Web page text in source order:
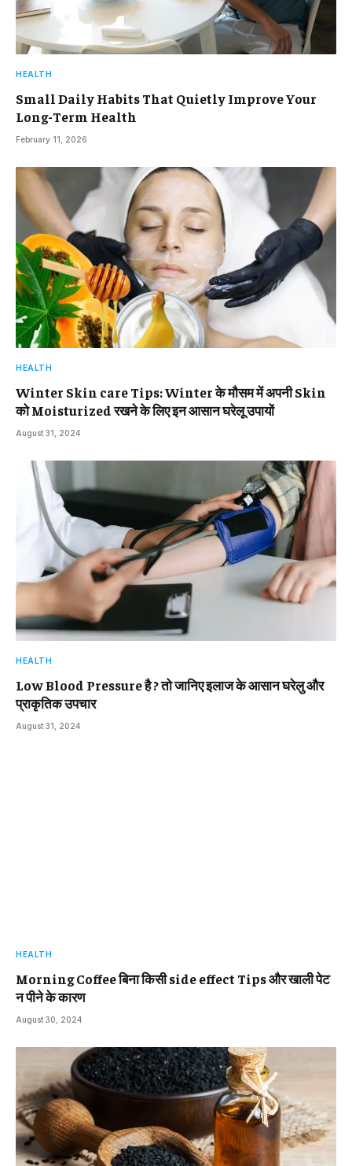
HEALTH
Small Daily Habits That Quietly Improve Your
Long-Term Health
February 11, 2026
HEALTH
Winter Skin care Tips: Winter के मौसम में अपनी Skin
को Moisturized रखने के लिए इन आसान घरेलू उपायों
August 31, 2024
HEALTH
Low Blood Pressure है ? तो जानिए इलाज के आसान घरेलु और
प्राकृतिक उपचार
August 31, 2024
HEALTH
Morning Coffee बिना किसी side effect Tips और खाली पेट
न पीने के कारण
August 30, 2024